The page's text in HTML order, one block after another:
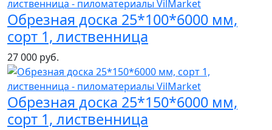
Обрезная доска 25*100*6000 мм,
сорт 1, лиственница
27 000 руб.
Обрезная доска 25*150*6000 мм,
сорт 1, лиственница